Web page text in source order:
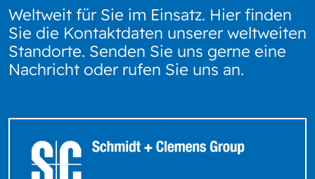
Weltweit für Sie im Einsatz. Hier finden
Sie die Kontaktdaten unserer weltweiten
Standorte. Senden Sie uns gerne eine
Nachricht oder rufen Sie uns an.